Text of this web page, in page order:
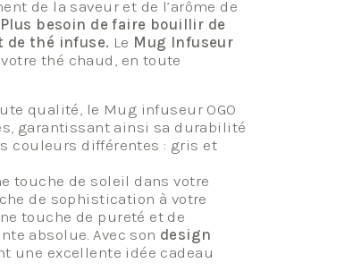
de la saveur et de l’arôme de
Plus besoin de faire bouillir de
de thé infuse. Le Mug Infuseur
thé chaud, en toute
qualité, le Mug infuseur OGO
garantissant ainsi sa durabilité
couleurs différentes : gris et
touche de soleil dans votre
de sophistication à votre
touche de pureté et de
absolue. Avec son design
une excellente idée cadeau